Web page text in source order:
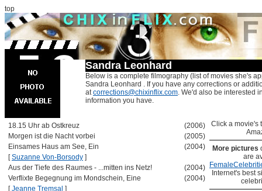
top
Sandra Leonhard
Below is a complete filmography (list of movies she's
Sandra Leonhard . If you have any corrections or
atcorrections@chixinflix.com. We'd also be interested
information you have.
18.15 Uhr ab Ostkreuz
(2006)
Morgen ist die Nacht vorbei
(2005)
Einsames Haus am See, Ein
(2004)
[Suzanne Von-Borsody ]
Aus der Tiefe des Raumes - ...mitten ins Netz!
(2004)
Verflixte Begegnung im Mondschein, Eine
(2004)
[Jeanne Tremsal ]
Click a movie's
More pictures
are
Internet's best